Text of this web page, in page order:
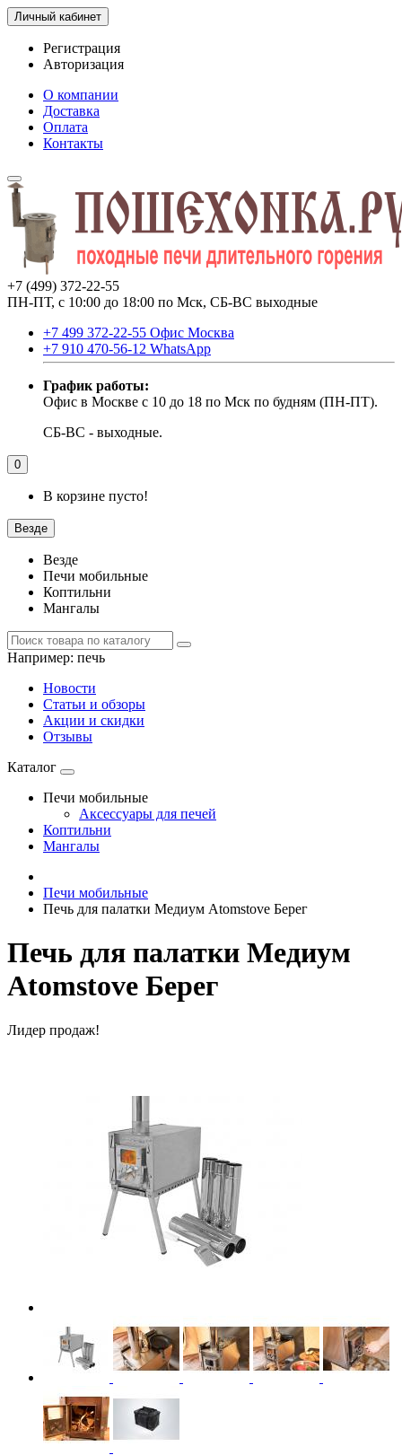
Личный кабинет
Регистрация
Авторизация
О компании
Доставка
Оплата
Контакты
+7 (499) 372-22-55
ПН-ПТ, с 10:00 до 18:00 по Мск, СБ-ВС выходные
+7 499 372-22-55 Офис Москва
+7 910 470-56-12 WhatsApp
График работы:
Офис в Москве с 10 до 18 по Мск по будням (ПН-ПТ).
СБ-ВС - выходные.
0
В корзине пусто!
Везде
Везде
Печи мобильные
Коптильни
Мангалы
Например: печь
Новости
Статьи и обзоры
Акции и скидки
Отзывы
Каталог
Печи мобильные
Аксессуары для печей
Коптильни
Мангалы
Печи мобильные
Печь для палатки Медиум Atomstove Берег
Печь для палатки Медиум
Atomstove Берег
Лидер продаж!